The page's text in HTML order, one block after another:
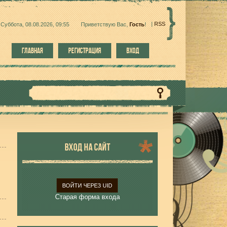
Суббота, 08.08.2026, 09:55 Приветствую Вас Гость! | RSS
ГЛАВНАЯ РЕГИСТРАЦИЯ ВХОД
ВХОД НА САЙТ
ВОЙТИ ЧЕРЕЗ UID
Старая форма входа